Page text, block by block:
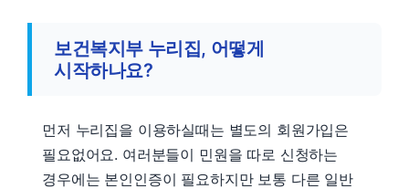
보건복지부 누리집, 어떻게
시작하나요?
먼저 누리집을 이용하실때는 별도의 회원가입은
필요없어요. 여러분들이 민원을 따로 신청하는
경우에는 본인인증이 필요하지만 보통 다른 일반